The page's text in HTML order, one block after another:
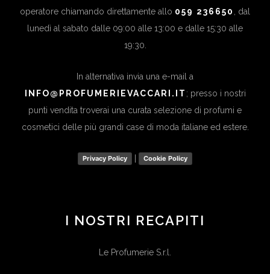
operatore chiamando direttamente allo 059 236650
, dal
lunedì al sabato dalle 09:00 alle 13:00 e dalle 15:30 alle
19:30.
In alternativa invia una e-mail a
INFO@PROFUMERIEVACCARI.IT ; presso i nostri
punti vendita troverai una curata selezione di profumi e
cosmetici delle più grandi case di moda italiane ed estere.
Privacy Policy Cookie Policy
I NOSTRI RECAPITI
Le Profumerie S.r.l.